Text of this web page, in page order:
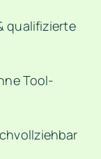
qualifizierte
Tool-